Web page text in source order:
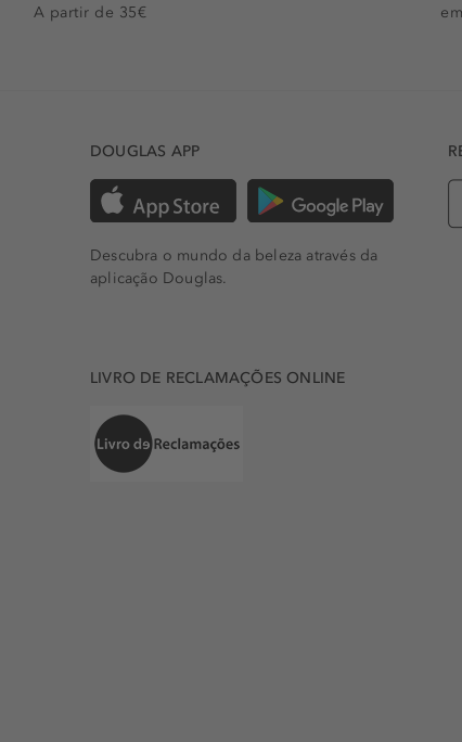
A partir de 35€
DOUGLAS APP
Descubra o mundo da beleza através da
aplicação Douglas.
LIVRO DE RECLAMAÇÕES ONLINE